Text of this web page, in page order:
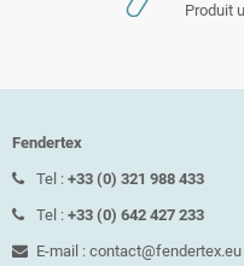
Produit
Fendertex
Tel : +33 (0) 321 988 433
Tel : +33 (0) 642 427 233
E-mail : contact@fendertex.eu